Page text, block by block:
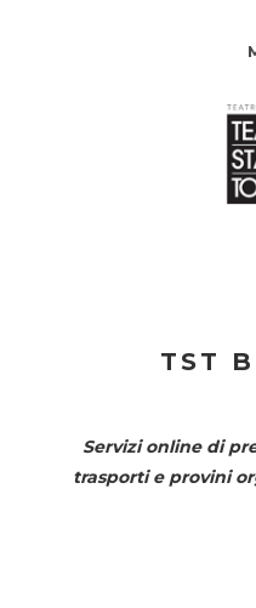
TST
Servizi online di
trasporti e provini